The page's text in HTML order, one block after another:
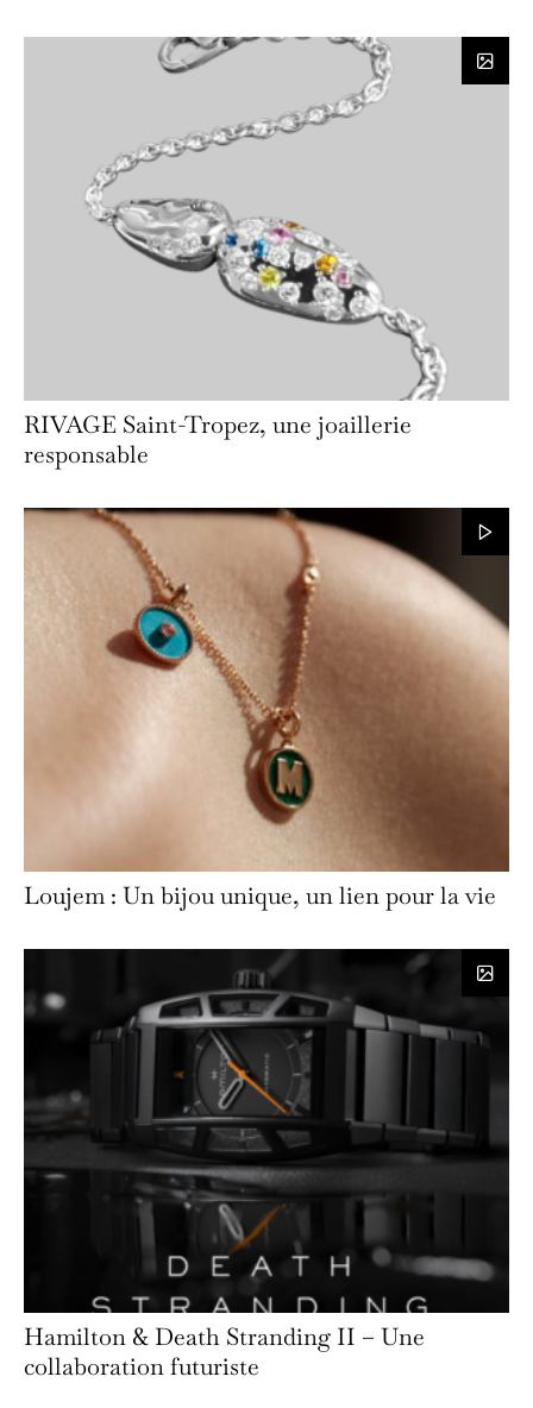
RIVAGE Saint-Tropez, une joaillerie
responsable
Loujem : Un bijou unique, un lien pour la vie
Hamilton & Death Stranding II – Une
collaboration futuriste